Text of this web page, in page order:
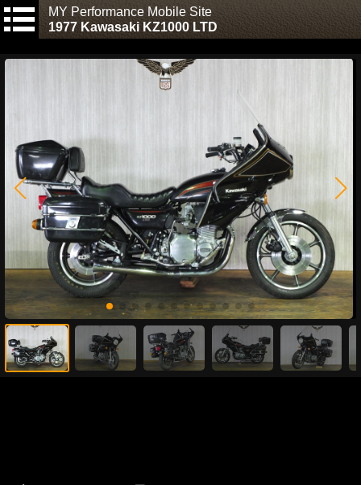
MY Performance Mobile Site
1977 Kawasaki KZ1000 LTD